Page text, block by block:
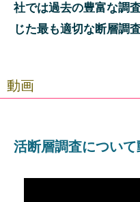
社では過去の豊富な調
じた最も適切な断層調
動画
活断層調査につい